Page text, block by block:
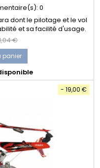
0
dont le pilotage et le vol
et sa facilité d'usage.
€
panier
- 19,00 €